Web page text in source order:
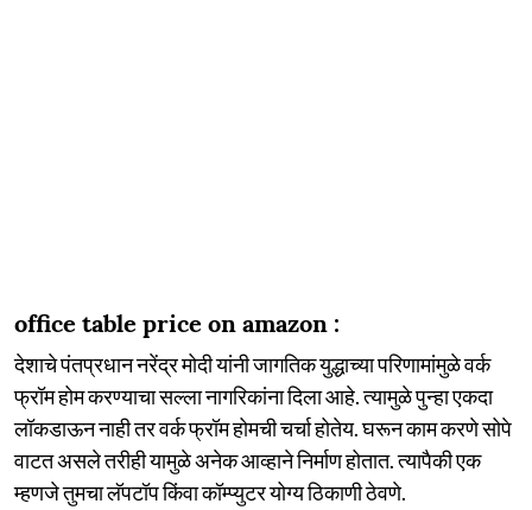
office table price on amazon :
देशाचे पंतप्रधान नरेंद्र मोदी यांनी जागतिक युद्धाच्या परिणामांमुळे वर्क
फ्रॉम होम करण्याचा सल्ला नागरिकांना दिला आहे. त्यामुळे पुन्हा एकदा
लॉकडाऊन नाही तर वर्क फ्रॉम होमची चर्चा होतेय. घरून काम करणे सोपे
वाटत असले तरीही यामुळे अनेक आव्हाने निर्माण होतात. त्यापैकी एक
म्हणजे तुमचा लॅपटॉप किंवा कॉम्प्युटर योग्य ठिकाणी ठेवणे.